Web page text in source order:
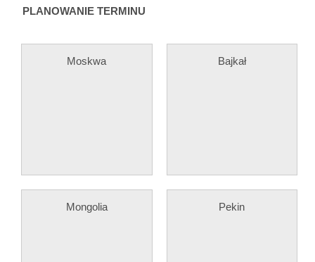
PLANOWANIE TERMINU
Moskwa Bajkał
Mongolia Pekin